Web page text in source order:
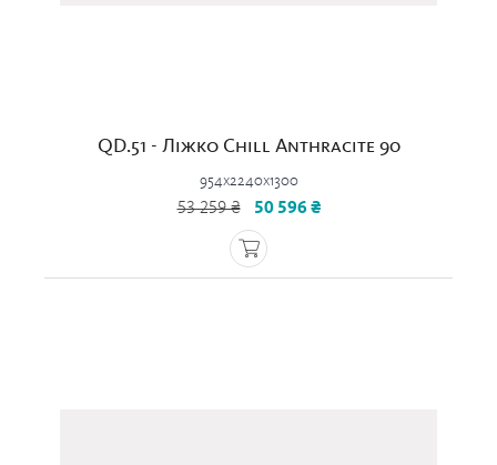
QD.51 - Ліжко Chill Anthracite 90
954x2240x1300
53 259 ₴ 50 596 ₴